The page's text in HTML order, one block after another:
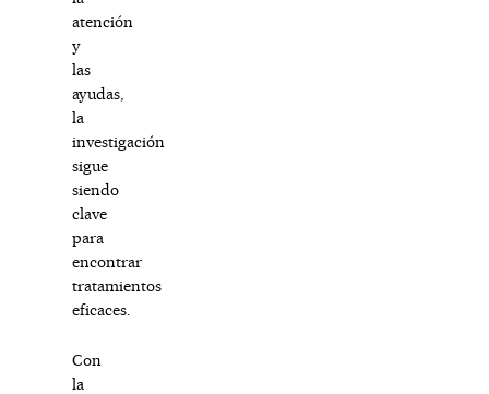
atención
y
las
ayudas,
la
investigación
sigue
siendo
clave
para
encontrar
tratamientos
eficaces.
Con
la